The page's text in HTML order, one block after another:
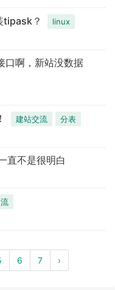
tipask？
linux
口啊，新站没数据
建站交流
分表
直不是很明白
6 7 ›